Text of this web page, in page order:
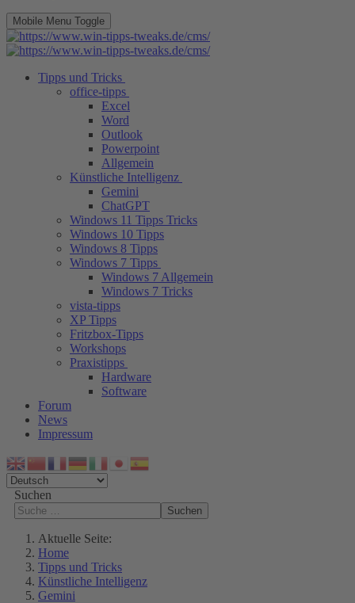
Mobile Menu Toggle
Tipps und Tricks
office-tipps
Excel
Word
Outlook
Powerpoint
Allgemein
Künstliche Intelligenz
Gemini
ChatGPT
Windows 11 Tipps Tricks
Windows 10 Tipps
Windows 8 Tipps
Windows 7 Tipps
Windows 7 Allgemein
Windows 7 Tricks
vista-tipps
XP Tipps
Fritzbox-Tipps
Workshops
Praxistipps
Hardware
Software
Forum
News
Impressum
Suchen
Suchen
Aktuelle Seite:
Home
Tipps und Tricks
Künstliche Intelligenz
Gemini